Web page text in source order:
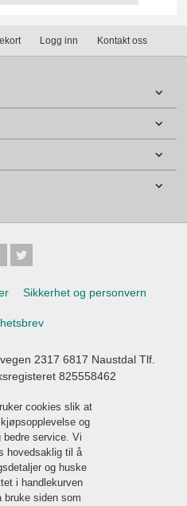
Logg inn Kontakt oss
Sikkerhet og personvern
2317 6817 Naustdal Tlf.
825558462
cookies slik at
og
service. Vi
hovedsaklig til å
og huske
i handlekurven
bruke siden som